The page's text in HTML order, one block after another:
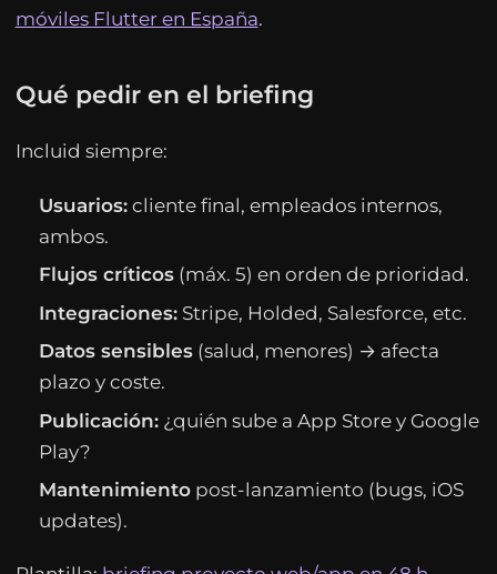
móviles Flutter en España.
Qué pedir en el briefing
Incluid siempre:
Usuarios: cliente final, empleados internos,
ambos.
Flujos críticos (máx. 5) en orden de prioridad.
Integraciones: Stripe, Holded, Salesforce, etc.
Datos sensibles (salud, menores) → afecta
plazo y coste.
Publicación: ¿quién sube a App Store y Google
Play?
Mantenimiento post-lanzamiento (bugs, iOS
updates).